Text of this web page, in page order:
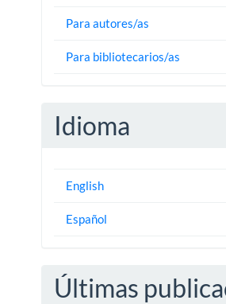
Para autores/as
Para bibliotecarios/as
Idioma
English
Español
Últimas